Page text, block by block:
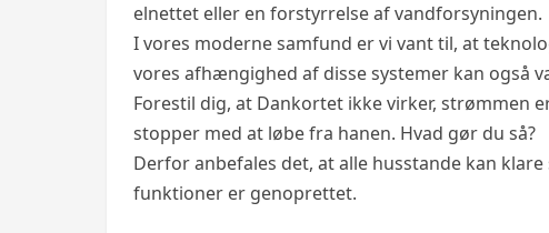
elnettet eller en forstyrrelse af vandforsyningen.
I vores moderne samfund er vi vant til, at
vores afhængighed af disse systemer kan også
Forestil dig, at Dankortet ikke virker, strømmen
stopper med at løbe fra hanen. Hvad gør du så?
Derfor anbefales det, at alle husstande kan
funktioner er genoprettet.